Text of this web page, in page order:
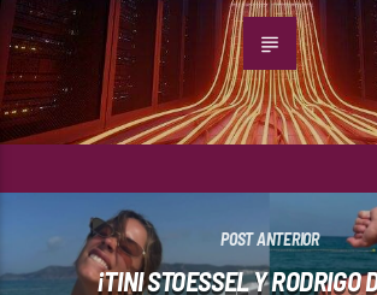
POST ANTERIOR
¡TINI STOESSEL Y RODRIGO